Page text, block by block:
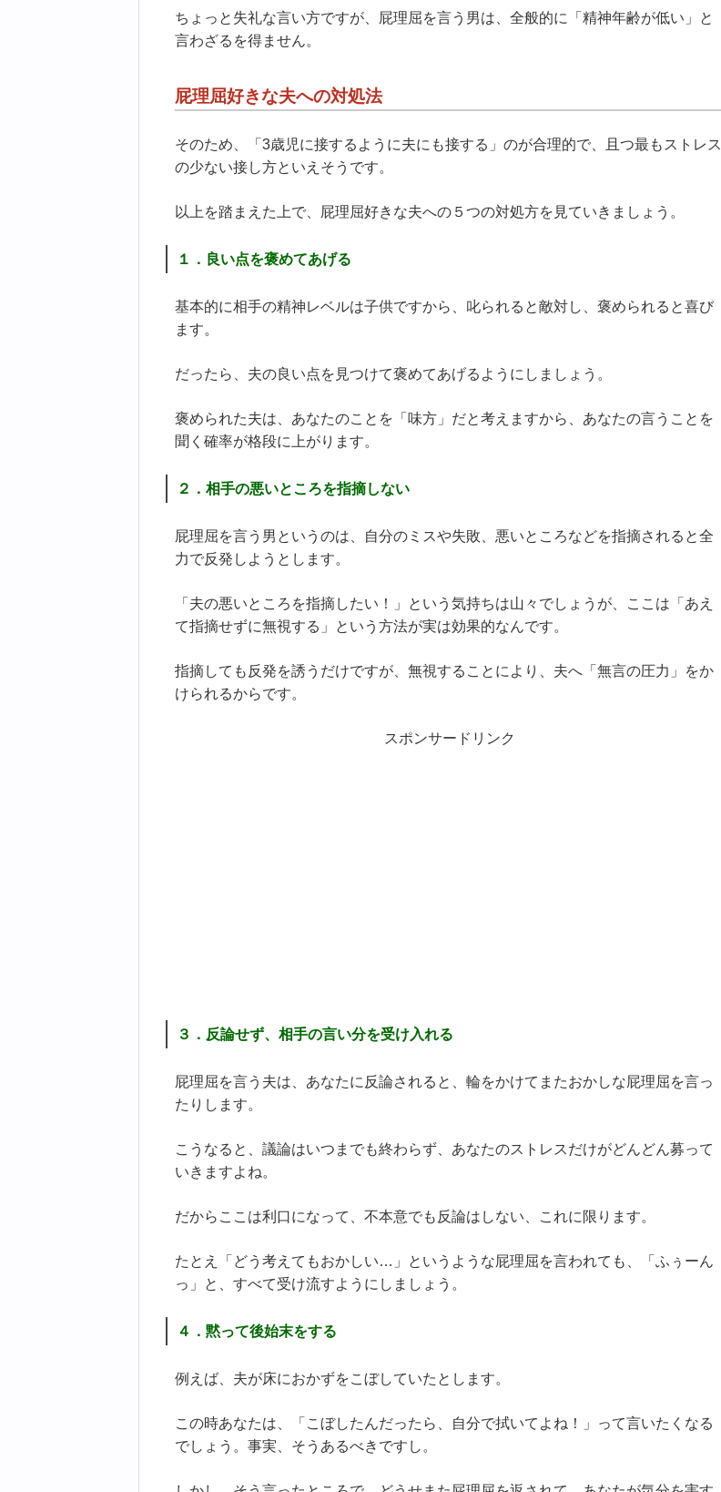
ちょっと失礼な言い方ですが、屁理屈を言う男は、全般的に「精神年齢が低い」と
言わざるを得ません。
屁理屈好きな夫への対処法
そのため、「3歳児に接するように夫にも接する」のが合理的で、且つ最もストレス
の少ない接し方といえそうです。
以上を踏まえた上で、屁理屈好きな夫への５つの対処方を見ていきましょう。
１．良い点を褒めてあげる
基本的に相手の精神レベルは子供ですから、叱られると敵対し、褒められると喜び
ます。
だったら、夫の良い点を見つけて褒めてあげるようにしましょう。
褒められた夫は、あなたのことを「味方」だと考えますから、あなたの言うことを
聞く確率が格段に上がります。
２．相手の悪いところを指摘しない
屁理屈を言う男というのは、自分のミスや失敗、悪いところなどを指摘されると全
力で反発しようとします。
「夫の悪いところを指摘したい！」という気持ちは山々でしょうが、ここは「あえ
て指摘せずに無視する」という方法が実は効果的なんです。
指摘しても反発を誘うだけですが、無視することにより、夫へ「無言の圧力」をか
けられるからです。
スポンサードリンク
３．反論せず、相手の言い分を受け入れる
屁理屈を言う夫は、あなたに反論されると、輪をかけてまたおかしな屁理屈を言っ
たりします。
こうなると、議論はいつまでも終わらず、あなたのストレスだけがどんどん募って
いきますよね。
だからここは利口になって、不本意でも反論はしない、これに限ります。
たとえ「どう考えてもおかしい…」というような屁理屈を言われても、「ふぅーん
っ」と、すべて受け流すようにしましょう。
４．黙って後始末をする
例えば、夫が床におかずをこぼしていたとします。
この時あなたは、「こぼしたんだったら、自分で拭いてよね！」って言いたくなる
でしょう。事実、そうあるべきですし。